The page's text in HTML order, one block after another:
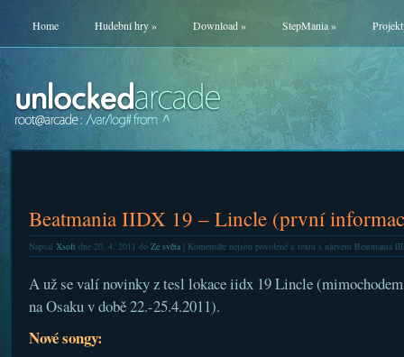
Home Hudební hry» Download» StepMania»
Beatmania IIDX 19 – Lincle (první
Napsal Xsoftdne 20. 4. 2011 do Ze světa| Komentáře nejsou povolenéu textu s názvem Beatmania
A už se valí novinky z tesl lokace iidx 19 Lincle
na Osaku v době 22.-25.4.2011).
Nové songy: